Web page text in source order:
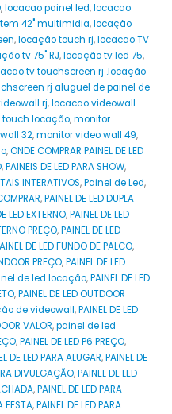
,locacao painel led,locacao
42" multimidia,locação
,locação touch rj,locacao TV
tv 75" RJ,locação tv led 75,
tv touchscreen rj .locação
rj aluguel de painel de
rj,locacao videowall
touch locação,monitor
32,monitor video wall 49,
,ONDE COMPRAR PAINEL DE LED
,PAINEIS DE LED PARA SHOW,
INTERATIVOS,Painel de Led,
,PAINEL DE LED DUPLA
LED EXTERNO,PAINEL DE LED
PREÇO,PAINEL DE LED
DE LED FUNDO DE PALCO,
PREÇO,PAINEL DE LED
de led locação,PAINEL DE LED
,PAINEL DE LED OUTDOOR
de videowall,PAINEL DE LED
VALOR,painel de led
,PAINEL DE LED P6 PREÇO,
DE LED PARA ALUGAR,PAINEL DE
DIVULGAÇÃO,PAINEL DE LED
,PAINEL DE LED PARA
FESTA,PAINEL DE LED PARA